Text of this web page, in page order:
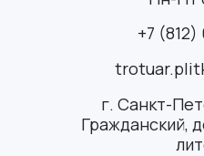
+7 (812)
г. Санкт-
Гражданский,